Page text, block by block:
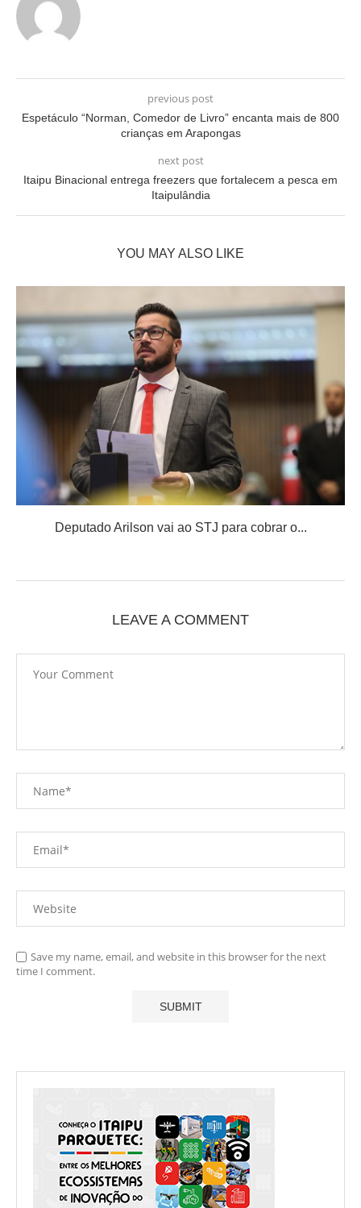
previous post
Espetáculo “Norman, Comedor de Livro” encanta mais de 800
crianças em Arapongas
next post
Itaipu Binacional entrega freezers que fortalecem a pesca em
Itaipulândia
YOU MAY ALSO LIKE
Deputado Arilson vai ao STJ para cobrar o...
LEAVE A COMMENT
Save my name, email, and website in this browser for the next
time I comment.